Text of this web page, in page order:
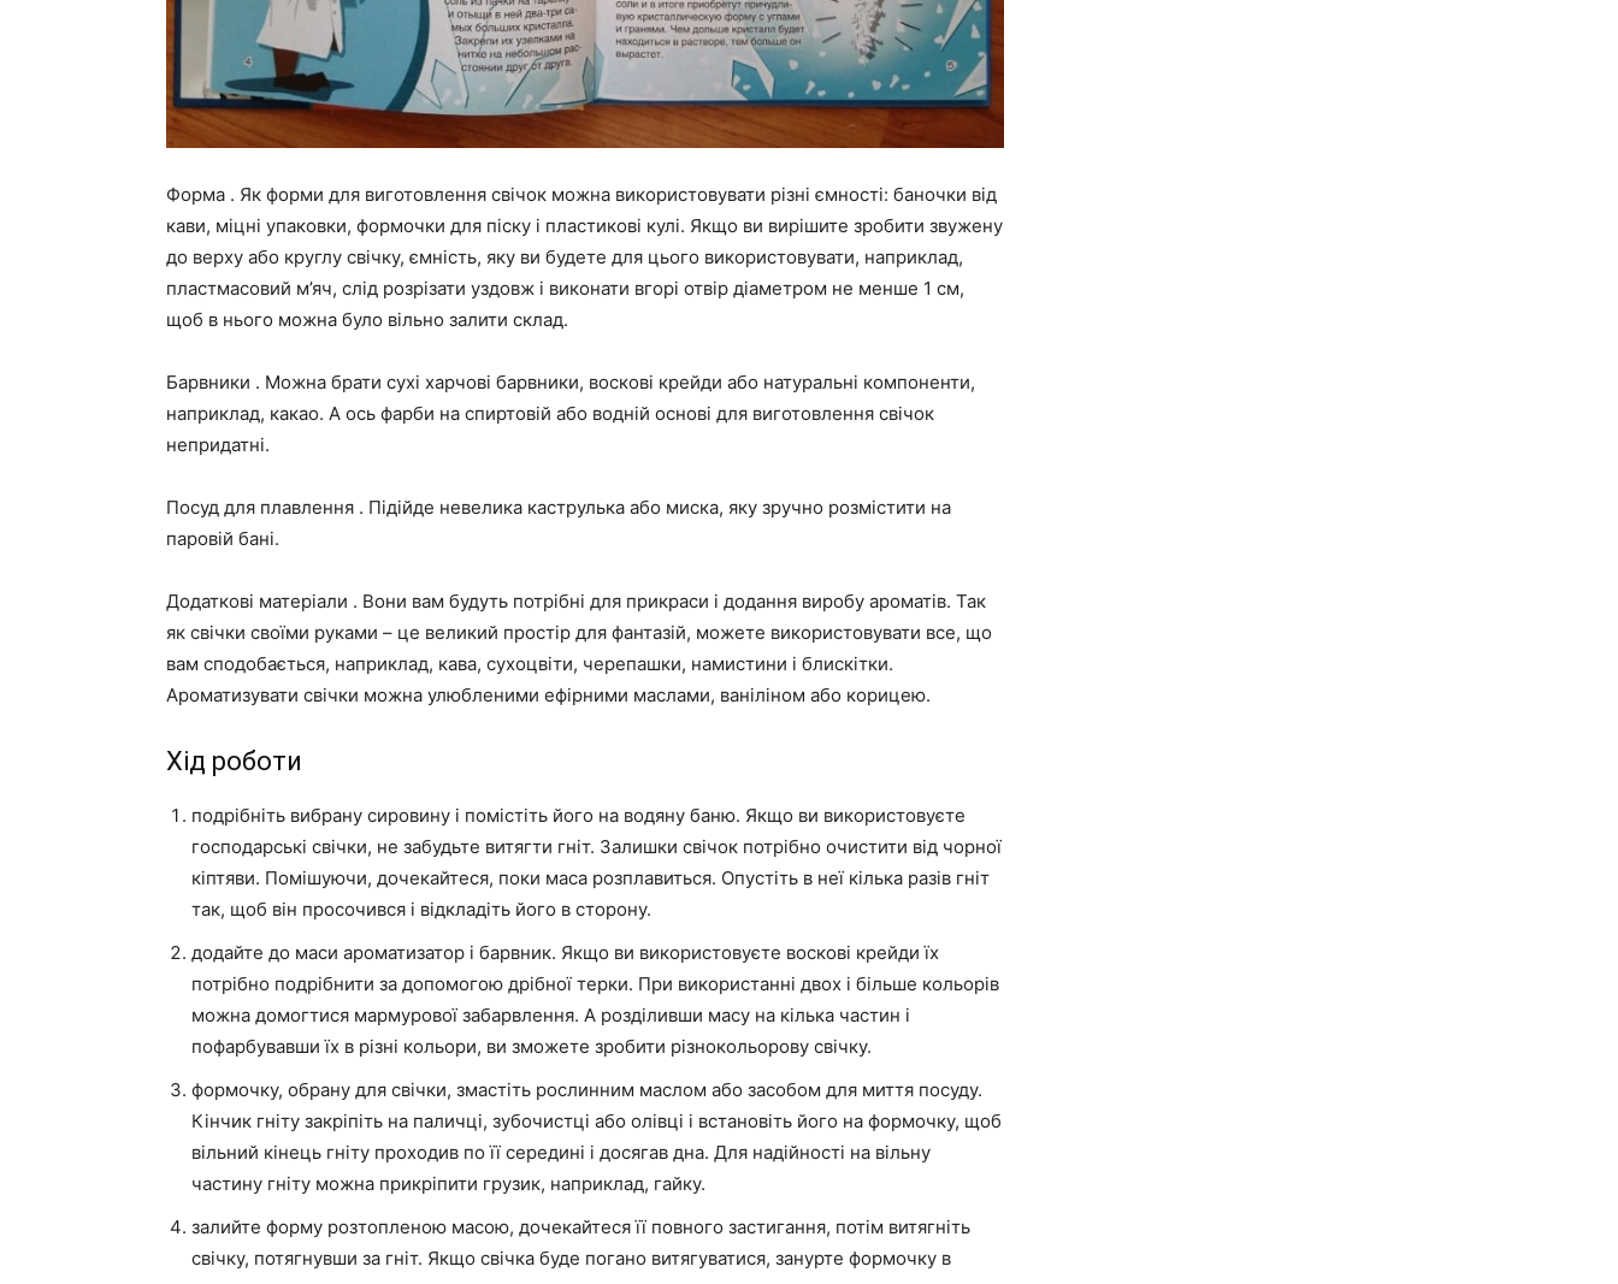
Форма . Як форми для виготовлення свічок можна використовувати різні ємності: баночки від
кави, міцні упаковки, формочки для піску і пластикові кулі. Якщо ви вирішите зробити звужену
до верху або круглу свічку, ємність, яку ви будете для цього використовувати, наприклад,
пластмасовий м’яч, слід розрізати уздовж і виконати вгорі отвір діаметром не менше 1 см,
щоб в нього можна було вільно залити склад.
Барвники . Можна брати сухі харчові барвники, воскові крейди або натуральні компоненти,
наприклад, какао. А ось фарби на спиртовій або водній основі для виготовлення свічок
непридатні.
Посуд для плавлення . Підійде невелика каструлька або миска, яку зручно розмістити на
паровій бані.
Додаткові матеріали . Вони вам будуть потрібні для прикраси і додання виробу ароматів. Так
як свічки своїми руками – це великий простір для фантазій, можете використовувати все, що
вам сподобається, наприклад, кава, сухоцвіти, черепашки, намистини і блискітки.
Ароматизувати свічки можна улюбленими ефірними маслами, ваніліном або корицею.
Хід роботи
подрібніть вибрану сировину і помістіть його на водяну баню. Якщо ви використовуєте
господарські свічки, не забудьте витягти гніт. Залишки свічок потрібно очистити від чорної
кіптяви. Помішуючи, дочекайтеся, поки маса розплавиться. Опустіть в неї кілька разів гніт
так, щоб він просочився і відкладіть його в сторону.
додайте до маси ароматизатор і барвник. Якщо ви використовуєте воскові крейди їх
потрібно подрібнити за допомогою дрібної терки. При використанні двох і більше кольорів
можна домогтися мармурової забарвлення. А розділивши масу на кілька частин і
пофарбувавши їх в різні кольори, ви зможете зробити різнокольорову свічку.
формочку, обрану для свічки, змастіть рослинним маслом або засобом для миття посуду.
Кінчик гніту закріпіть на паличці, зубочистці або олівці і встановіть його на формочку, щоб
вільний кінець гніту проходив по її середині і досягав дна. Для надійності на вільну
частину гніту можна прикріпити грузик, наприклад, гайку.
залийте форму розтопленою масою, дочекайтеся її повного застигання, потім витягніть
свічку, потягнувши за гніт. Якщо свічка буде погано витягуватися, занурте формочку в